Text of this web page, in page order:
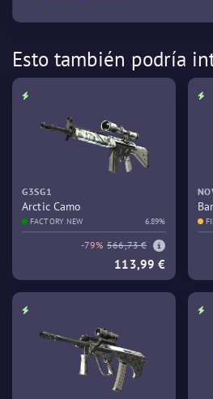
Esto también podría
G3SG1
Arctic Camo
FACTORY NEW 6.89%
-79% 566,73 €
113,99 €